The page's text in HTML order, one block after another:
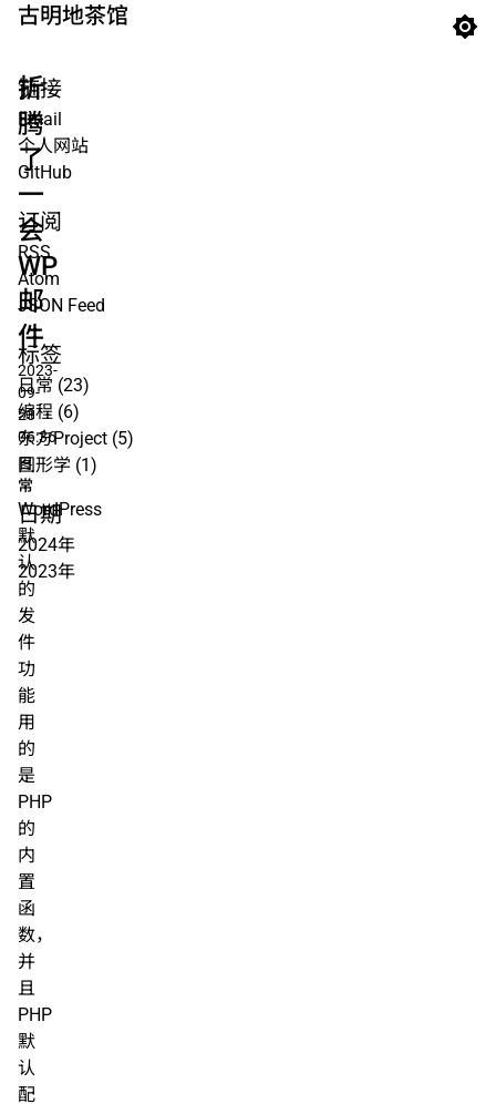
古明地茶馆
折
腾
了
一
会
WP
邮
件
2023-
09-
23
06:36
日
常
WordPress
默
认
的
发
件
功
能
用
的
是
PHP
的
内
置
函
数，
并
且
PHP
默
认
配
链接
Email
个人网站
GitHub
订阅
RSS
Atom
JSON Feed
标签
日常 (23)
编程 (6)
东方Project (5)
图形学 (1)
日期
2024年
2023年